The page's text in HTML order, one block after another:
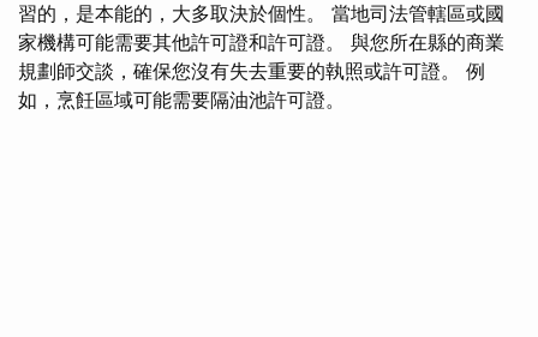
習的，是本能的，大多取決於個性。 當地司法管轄區或國
家機構可能需要其他許可證和許可證。 與您所在縣的商業
規劃師交談，確保您沒有失去重要的執照或許可證。 例
如，烹飪區域可能需要隔油池許可證。